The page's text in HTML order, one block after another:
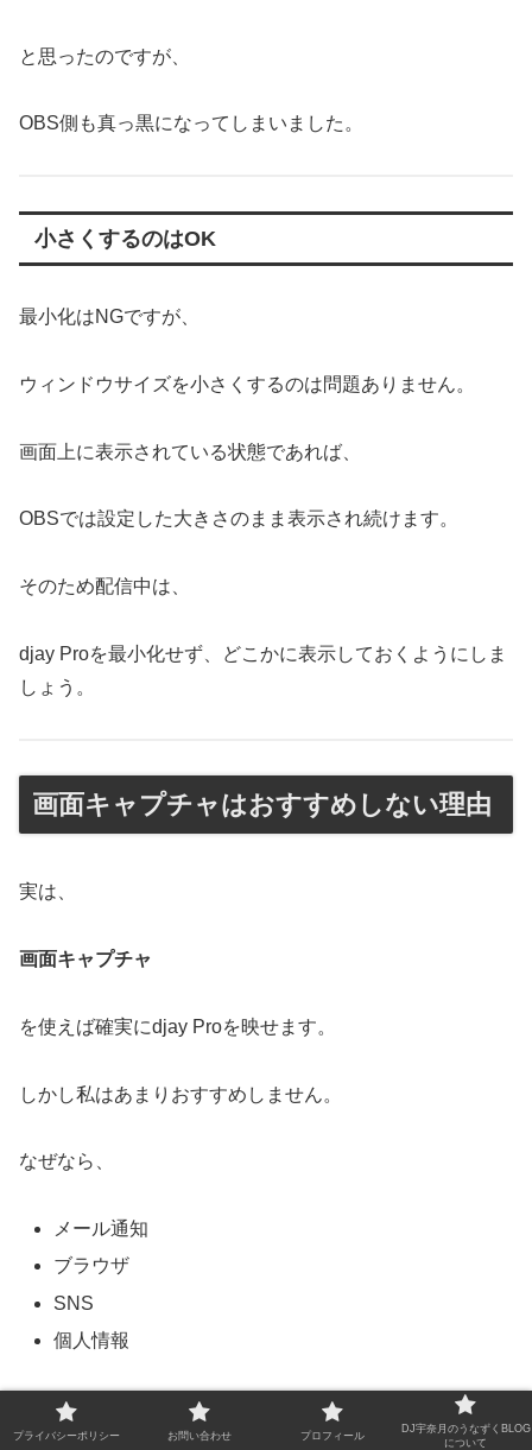
と思ったのですが、
OBS側も真っ黒になってしまいました。
小さくするのはOK
最小化はNGですが、
ウィンドウサイズを小さくするのは問題ありません。
画面上に表示されている状態であれば、
OBSでは設定した大きさのまま表示され続けます。
そのため配信中は、
djay Proを最小化せず、どこかに表示しておくようにしま
しょう。
画面キャプチャはおすすめしない理由
実は、
画面キャプチャ
を使えば確実にdjay Proを映せます。
しかし私はあまりおすすめしません。
なぜなら、
メール通知
ブラウザ
SNS
個人情報
なども映ってしまう可能性があるからです。
プライバシーポリシー お問い合わせ プロフィール
DJ宇奈月のうなずくBLOG
について